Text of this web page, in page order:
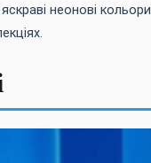
неонові кольори